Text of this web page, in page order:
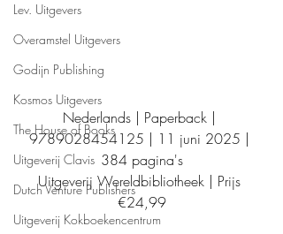
Lev. Uitgevers
Overamstel Uitgevers
Godijn Publishing
Kosmos Uitgevers
The House of Books
Uitgeverij Clavis
Dutch Venture Publishers
Uitgeverij Kokboekencentrum
Nederlands | Paperback |
9789028454125 | 11 juni 2025 |
384 pagina's
Uitgeverij Wereldbibliotheek | Prijs
€24,99